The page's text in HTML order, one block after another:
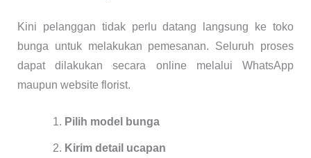
Kini pelanggan tidak perlu datang langsung ke toko
bunga untuk melakukan pemesanan. Seluruh proses
dapat dilakukan secara online melalui WhatsApp
maupun website florist.
Pilih model bunga
Kirim detail ucapan